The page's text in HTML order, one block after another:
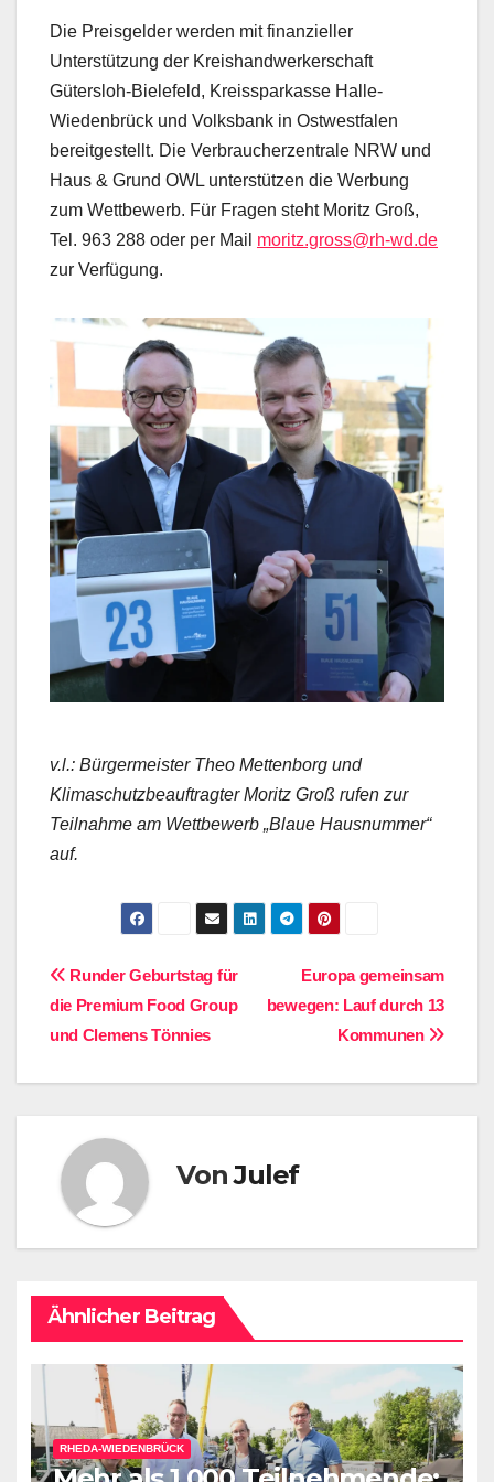
Die Preisgelder werden mit finanzieller
Unterstützung der Kreishandwerkerschaft
Gütersloh-Bielefeld, Kreissparkasse Halle-
Wiedenbrück und Volksbank in Ostwestfalen
bereitgestellt. Die Verbraucherzentrale NRW und
Haus & Grund OWL unterstützen die Werbung
zum Wettbewerb. Für Fragen steht Moritz Groß,
Tel. 963 288 oder per Mail moritz.gross@rh-wd.de
zur Verfügung.
v.l.: Bürgermeister Theo Mettenborg und
Klimaschutzbeauftragter Moritz Groß rufen zur
Teilnahme am Wettbewerb „Blaue Hausnummer“
auf.
BeitragsnavigationEuropa gemeinsam
bewegen: Lauf durch 13
Kommunen
Runder Geburtstag für
die Premium Food Group
und Clemens Tönnies
VonJulef
Ähnlicher Beitrag
RHEDA-WIEDENBRÜCK